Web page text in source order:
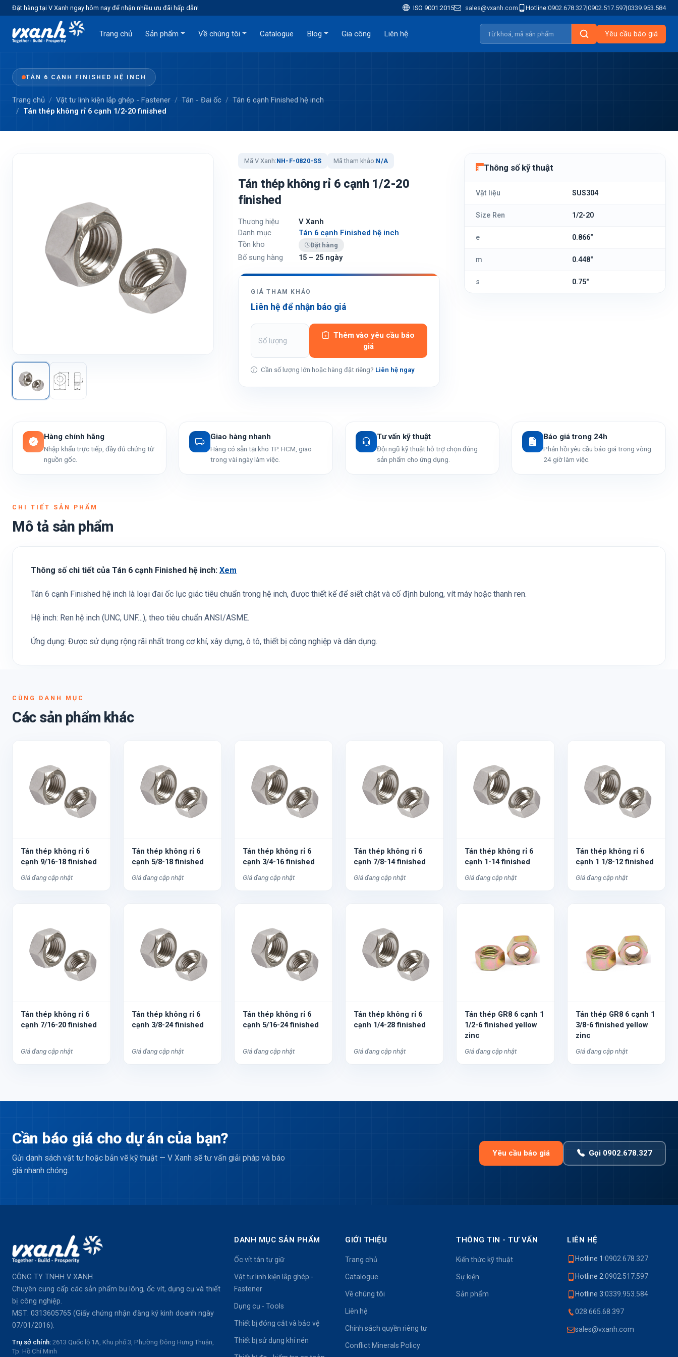
Đặt hàng tại V Xanh ngay hôm nay để nhận nhiều ưu đãi hấp dẫn! ISO 9001:2015 sales@vxanh.com Hotline:0902.678.327|0902.517.597|0339.953.584
Trang chủ Sản phẩm Về chúng tôi Catalogue Blog Gia công Liên hệ Yêu cầu báo giá
TÁN 6 CẠNH FINISHED HỆ INCH
Trang chủ Vật tư linh kiện lắp ghép - Fastener Tán - Đai ốc
Tán 6 cạnh Finished hệ inch
Tán thép không rỉ 6 cạnh 1/2-20 finished
Mã V Xanh:NH-F-0820-SS Mã tham khảo:N/A
Tán thép không rỉ 6 cạnh 1/2-20
finished
Thương hiệu
V Xanh
Danh mục
Tán 6 cạnh Finished hệ inch
Tồn kho
Đặt hàng
Bổ sung hàng 15 – 25 ngày
GIÁ THAM KHẢO
Liên hệ để nhận báo giá
Thêm vào yêu cầu báo
giá
Cần số lượng lớn hoặc hàng đặt riêng? Liên hệ ngay
Thông số kỹ thuật
Vật liệu SUS304
Size Ren 1/2-20
e 0.866"
m 0.448"
s 0.75"
Hàng chính hãng
Nhập khẩu trực tiếp, đầy đủ chứng từ
nguồn gốc.
Giao hàng nhanh
Hàng có sẵn tại kho TP. HCM, giao
trong vài ngày làm việc.
Tư vấn kỹ thuật
Đội ngũ kỹ thuật hỗ trợ chọn đúng
sản phẩm cho ứng dụng.
Báo giá trong 24h
Phản hồi yêu cầu báo giá trong vòng
24 giờ làm việc.
CHI TIẾT SẢN PHẨM
Mô tả sản phẩm
Thông số chi tiết của Tán 6 cạnh Finished hệ inch: Xem
Tán 6 cạnh Finished hệ inch là loại đai ốc lục giác tiêu chuẩn trong hệ inch, được thiết kế để siết chặt và cố định bulong, vít máy hoặc thanh ren.
Hệ inch: Ren hệ inch (UNC, UNF…), theo tiêu chuẩn ANSI/ASME.
Ứng dụng: Được sử dụng rộng rãi nhất trong cơ khí, xây dựng, ô tô, thiết bị công nghiệp và dân dụng.
CÙNG DANH MỤC
Các sản phẩm khác
Tán thép không rỉ 6
cạnh 9/16-18 finished
Giá đang cập nhật
Tán thép không rỉ 6
cạnh 5/8-18 finished
Giá đang cập nhật
Tán thép không rỉ 6
cạnh 3/4-16 finished
Giá đang cập nhật
Tán thép không rỉ 6
cạnh 7/8-14 finished
Giá đang cập nhật
Tán thép không rỉ 6
cạnh 1-14 finished
Giá đang cập nhật
Tán thép không rỉ 6
cạnh 1 1/8-12 finished
Giá đang cập nhật
Tán thép không rỉ 6
cạnh 7/16-20 finished
Giá đang cập nhật
Tán thép không rỉ 6
cạnh 3/8-24 finished
Giá đang cập nhật
Tán thép không rỉ 6
cạnh 5/16-24 finished
Giá đang cập nhật
Tán thép không rỉ 6
cạnh 1/4-28 finished
Giá đang cập nhật
Tán thép GR8 6 cạnh 1
1/2-6 finished yellow
zinc
Giá đang cập nhật
Tán thép GR8 6 cạnh 1
3/8-6 finished yellow
zinc
Giá đang cập nhật
Cần báo giá cho dự án của bạn?
Gửi danh sách vật tư hoặc bản vẽ kỹ thuật — V Xanh sẽ tư vấn giải pháp và báo
giá nhanh chóng.
Yêu cầu báo giá Gọi 0902.678.327
CÔNG TY TNHH V XANH.
Chuyên cung cấp các sản phẩm bu lông, ốc vít, dụng cụ và thiết
bị công nghiệp.
MST: 0313605765 (Giấy chứng nhận đăng ký kinh doanh ngày
07/01/2016).
Trụ sở chính: 2613 Quốc lộ 1A, Khu phố 3, Phường Đông Hưng Thuận,
Tp. Hồ Chí Minh
DANH MỤC SẢN PHẨM
Ốc vít tán tự giữ
Vật tư linh kiện lắp ghép -
Fastener
Dụng cụ - Tools
Thiết bị đóng cắt và bảo vệ
Thiết bị sử dụng khí nén
GIỚI THIỆU
Trang chủ
Catalogue
Về chúng tôi
Liên hệ
Chính sách quyền riêng tư
Conflict Minerals Policy
THÔNG TIN - TƯ VẤN
Kiến thức kỹ thuật
Sự kiện
Sản phẩm
LIÊN HỆ
Hotline 1:0902.678.327
Hotline 2:0902.517.597
Hotline 3:0339.953.584
028.665.68.397
sales@vxanh.com